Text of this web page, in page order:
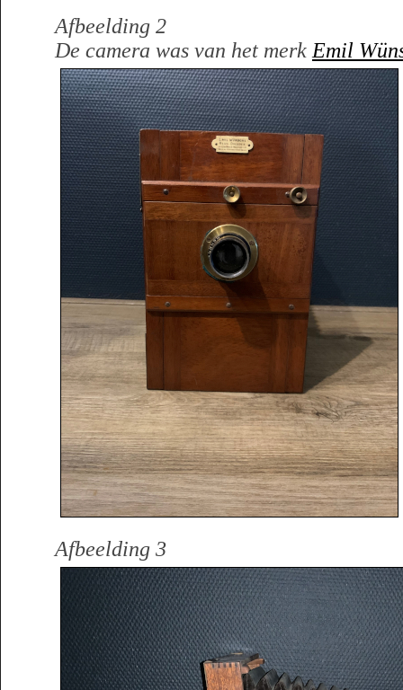
Afbeelding 2
De camera was van het merk Emil
Afbeelding 3